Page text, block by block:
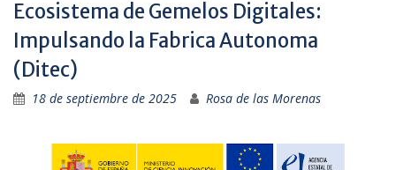
Ecosistema de Gemelos Digitales:
Impulsando la Fabrica Autonoma
(Ditec)
18 de septiembre de 2025 Rosa de las Morenas